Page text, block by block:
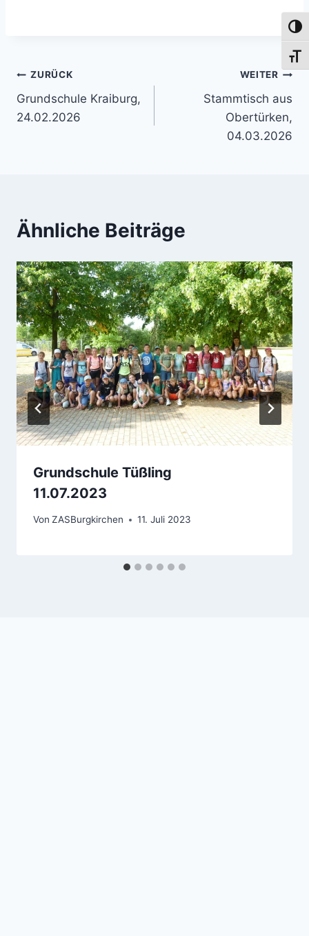
Beitragsnavigation
ZURÜCK
Grundschule Kraiburg,
24.02.2026
WEITER
Stammtisch aus
Obertürken,
04.03.2026
Ähnliche Beiträge
Grundschule Tüßling
11.07.2023
Von ZASBurgkirchen 11. Juli 2023